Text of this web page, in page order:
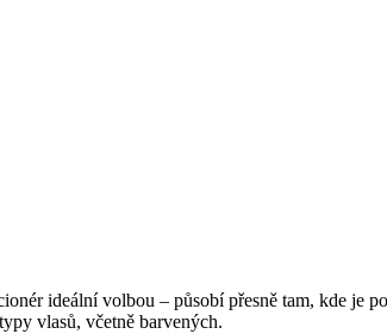
ideální volbou – působí přesně tam, kde je
vlasů, včetně barvených.